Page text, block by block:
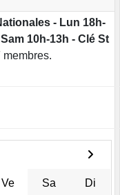
- Lun 18h-
10h-13h - Clé St
Ve Sa Di